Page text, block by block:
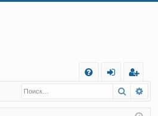
Q
д
г
ис
Поиск